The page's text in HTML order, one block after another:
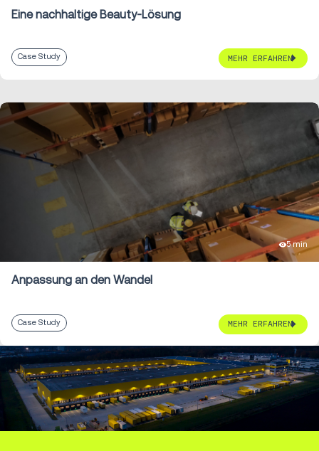
Eine nachhaltige Beauty-Lösung
Case Study MEHR ERFAHREN
5 min
Anpassung an den Wandel
Case Study MEHR ERFAHREN